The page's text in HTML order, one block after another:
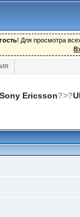
гость! Для просмотра
Ericsson?>?